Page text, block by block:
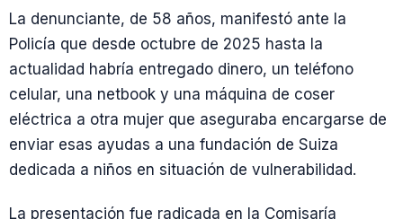
La denunciante, de 58 años, manifestó ante la
Policía que desde octubre de 2025 hasta la
actualidad habría entregado dinero, un teléfono
celular, una netbook y una máquina de coser
eléctrica a otra mujer que aseguraba encargarse de
enviar esas ayudas a una fundación de Suiza
dedicada a niños en situación de vulnerabilidad.
La presentación fue radicada en la Comisaría